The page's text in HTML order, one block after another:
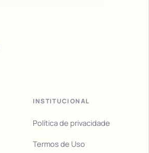
INSTITUCIONAL
Política de privacidade
Termos de Uso